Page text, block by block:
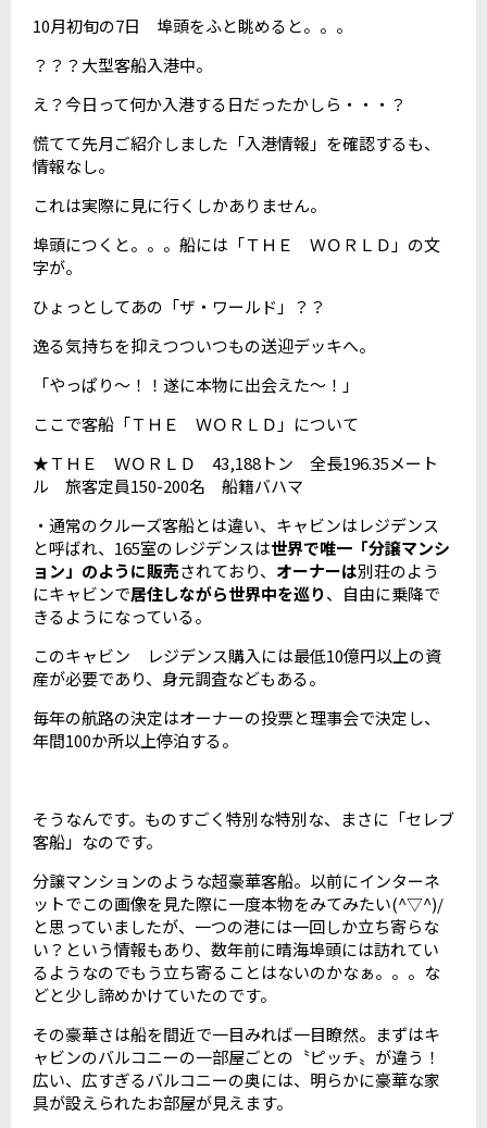
10月初旬の7日 埠頭をふと眺めると。。。
？？？大型客船入港中。
え？今日って何か入港する日だったかしら・・・？
慌てて先月ご紹介しました「入港情報」を確認するも、
情報なし。
これは実際に見に行くしかありません。
埠頭につくと。。。船には「ＴＨＥ ＷＯＲＬＤ」の文
字が。
ひょっとしてあの「ザ・ワールド」？？
逸る気持ちを抑えつついつもの送迎デッキへ。
「やっぱり～！！遂に本物に出会えた～！」
ここで客船「ＴＨＥ ＷＯＲＬＤ」について
★ＴＨＥ ＷＯＲＬＤ 43,188トン 全長196.35メート
ル 旅客定員150-200名 船籍バハマ
・通常のクルーズ客船とは違い、キャビンはレジデンス
と呼ばれ、165室のレジデンスは世界で唯一「分譲マンシ
ョン」のように販売されており、 オーナーは別荘のよう
にキャビンで居住しながら世界中を巡り、自由に乗降で
きるようになっている。
このキャビン レジデンス購入には最低10億円以上の資
産が必要であり、身元調査などもある。
毎年の航路の決定はオーナーの投票と理事会で決定し、
年間100か所以上停泊する。
そうなんです。ものすごく特別な特別な、まさに「セレブ
客船」なのです。
分譲マンションのような超豪華客船。以前にインターネ
ットでこの画像を見た際に一度本物をみてみたい(^▽^)/
と思っていましたが、一つの港には一回しか立ち寄らな
い？という情報もあり、数年前に晴海埠頭には訪れてい
るようなのでもう立ち寄ることはないのかなぁ。。。な
どと少し諦めかけていたのです。
その豪華さは船を間近で一目みれば一目瞭然。まずはキ
ャビンのバルコニーの一部屋ごとの〝ピッチ〟が違う！
広い、広すぎるバルコニーの奥には、明らかに豪華な家
具が設えられたお部屋が見えます。